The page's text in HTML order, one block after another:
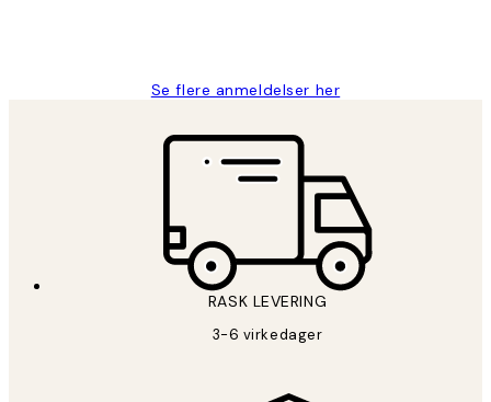
Se flere anmeldelser her
RASK LEVERING
3-6 virkedager